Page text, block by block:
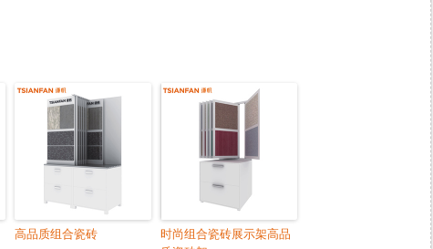
高品质组合瓷砖
时尚组合瓷砖展示架高品